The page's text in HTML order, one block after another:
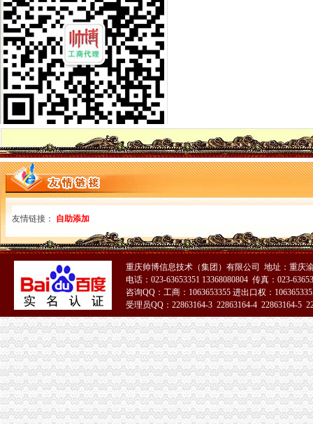
【报关公司-代理报关服务-报关价格】-物流网
枫叶鱼：深圳海关对于通关无纸
无纸化报关
提供宁波无纸化报关签约【今日推荐网-宁波物流运输】
中国经济简讯：湖南进出口货物将“无纸化”通关-搜狐财经
电子口岸无纸化签约
上海无纸化报关上海无纸化报关单在哪里印
《电子口岸实务操作与技巧：通关篇》＂关务通·电子口岸系列＂编委
重庆海关电话
案值1200万元重庆海关查获大宗走奢侈品案
重庆海关驻涪陵办事处-搜百科
重庆海关在哪里
日淘包裹不幸被税,回忆一下我从重庆上清寺海关取包裹的流程-海淘
重庆GDP超过深圳将发生在哪一年?-知乎
重庆海关注册登记
重庆自贸区积创新释放经济活力-各地产经-中国产业经济信息网
学习借鉴深入推进重庆海关两个风险防范_找网（）
海关收发货人登记证书
变更收发货人报关注册登记证书的…-海关百问
海关办理进出口收发货人注册登记及换证所需的资料,2010年|,2010
进出口货物收发货人报关注册登记证书
青岛海关：更改公司的英文名称是否需要到海关更改备案？
出口退（免）税资格认定
海关报关单位注册登记证书
深圳海关网上服务大厅>办事指南>企业管理
宁德海关：简化企业注册登记手续_宁德新闻_福建之窗
海关报关注册登记证书
【青关动态】海关报关企业注册登记提速的“密”-搜狐
宁波海关对报关注册登记证书换证期限的规定-customhy的日志-网易
友情链接： 自助添加
重庆帅博信息技术（集团）有限公司 地址：重庆
电话：023-63653351 13368080804 传真：023-
咨询QQ：工商：1063653355 进出口权：
受理员QQ：22863164-3 22863164-4 22863164-5